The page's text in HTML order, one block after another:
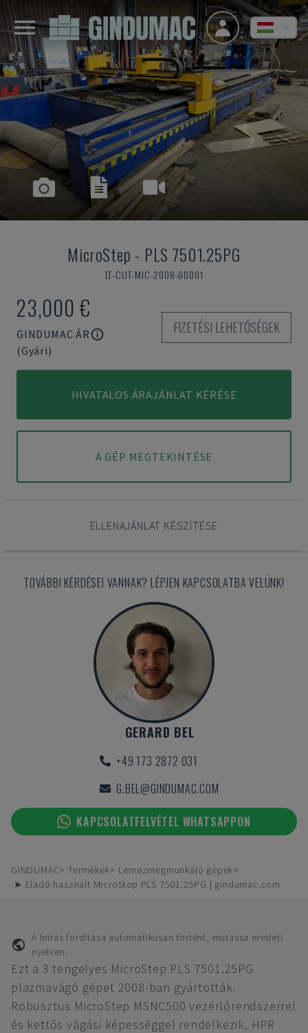
MicroStep - PLS 7501.25PG
LT-CUT-MIC-2008-00001
23,000 €
GINDUMAC ÁR
(Gyári)
FIZETÉSI LEHETŐSÉGEK
HIVATALOS ÁRAJÁNLAT KÉRÉSE
A GÉP MEGTEKINTÉSE
ELLENAJÁNLAT KÉSZÍTÉSE
TOVÁBBI KÉRDÉSEI VANNAK? LÉPJEN KAPCSOLATBA VELÜNK!
GERARD BEL
+49 173 2872 031
G.BEL@GINDUMAC.COM
KAPCSOLATFELVÉTEL WHATSAPPON
GINDUMAC Termékek
Lemezmegmunkáló gépek
➤ Eladó használt MicroStep PLS 7501.25PG | gindumac.com
A leírás fordítása automatikusan történt, mutassa eredeti
nyelven.
Ezt a 3 tengelyes MicroStep PLS 7501.25PG
plazmavágó gépet 2008-ban gyártották.
Robusztus MicroStep MSNC500 vezérlőrendszerrel
és kettős vágási képességgel rendelkezik, HPR